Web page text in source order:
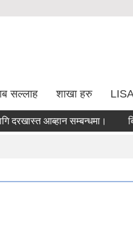
सल्लाह शाखा हरु
आब्हान सम्बन्धमा।